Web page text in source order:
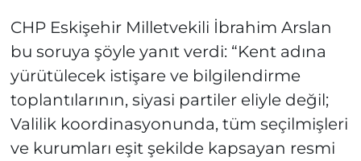
CHP Eskişehir Milletvekili İbrahim Arslan
bu soruya şöyle yanıt verdi: “Kent adına
yürütülecek istişare ve bilgilendirme
toplantılarının, siyasi partiler eliyle değil;
Valilik koordinasyonunda, tüm seçilmişleri
ve kurumları eşit şekilde kapsayan resmi